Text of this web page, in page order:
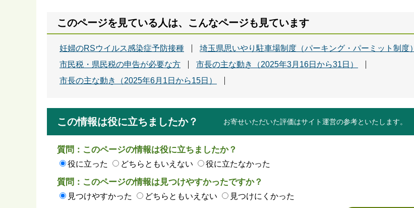
このページを見ている人は、こんなページも見ています
妊婦のRSウイルス感染症予防接種
埼玉県思いやり駐車場制度（パーキング・パーミット制度）
市民税・県民税の申告が必要な方
市長の主な動き（2025年3月16日から31日）
市長の主な動き（2025年6月1日から15日）
この情報は役に立ちましたか？ お寄せいただいた評価はサイト運営の参考といたします。
質問：このページの情報は役に立ちましたか？
役に立った どちらともいえない 役に立たなかった
質問：このページの情報は見つけやすかったですか？
見つけやすかった どちらともいえない 見つけにくかった